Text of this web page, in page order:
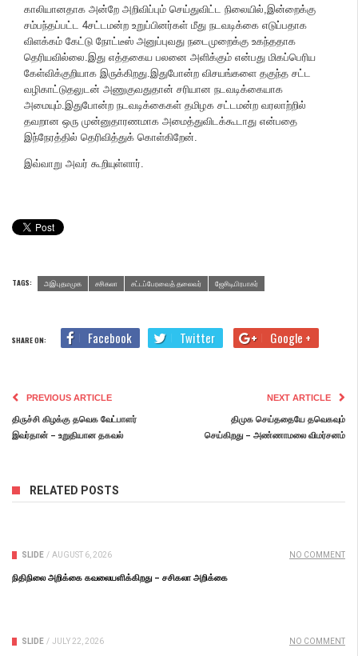
காலியானதாக அன்றே அறிவிப்பும் செய்துவிட்ட நிலையில்,இன்றைக்கு
சம்பந்தப்பட்ட 4சட்டமன்ற உறுப்பினர்கள் மீது நடவடிக்கை எடுப்பதாக
விளக்கம் கேட்டு நோட்டீஸ் அனுப்புவது நடைமுறைக்கு உகந்ததாக
தெரியவில்லை.இது எத்தகைய பலனை அளிக்கும் என்பது மிகப்பெரிய
கேள்விக்குறியாக இருக்கிறது.இதுபோன்ற விசயங்களை தகுந்த சட்ட
வழிகாட்டுதலுடன் அணுகுவதுதான் சரியான நடவடிக்கையாக
அமையும்.இதுபோன்ற நடவடிக்கைகள் தமிழக சட்டமன்ற வரலாற்றில்
தவறான ஒரு முன்னுதாரணமாக அமைத்துவிடக்கூடாது என்பதை
இந்நேரத்தில் தெரிவித்துக் கொள்கிறேன்.
இவ்வாறு அவர் கூறியுள்ளார்.
TAGS: அஇபுதமமுக சசிகலா சட்டப்பேரவைத் தலைவர் ஜேசிடி.பிரபாகர்
SHARE ON: Facebook Twitter Google +
PREVIOUS ARTICLE
திருச்சி கிழக்கு தவெக வேட்பாளர்
இவர்தான் – உறுதியான தகவல்
NEXT ARTICLE
திமுக செய்ததையே தவெகவும்
செய்கிறது – அண்ணாமலை விமர்சனம்
RELATED POSTS
SLIDE / AUGUST 6, 2026 NO COMMENT
நிதிநிலை அறிக்கை கவலையளிக்கிறது – சசிகலா அறிக்கை
SLIDE / JULY 22, 2026 NO COMMENT